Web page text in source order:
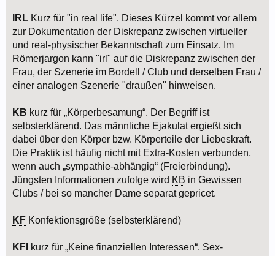
IRL Kurz für "in real life". Dieses Kürzel kommt vor allem
zur Dokumentation der Diskrepanz zwischen virtueller
und real-physischer Bekanntschaft zum Einsatz. Im
Römerjargon kann "irl" auf die Diskrepanz zwischen der
Frau, der Szenerie im Bordell / Club und derselben Frau /
einer analogen Szenerie "draußen" hinweisen.
KB kurz für „Körperbesamung“. Der Begriff ist
selbsterklärend. Das männliche Ejakulat ergießt sich
dabei über den Körper bzw. Körperteile der Liebeskraft.
Die Praktik ist häufig nicht mit Extra-Kosten verbunden,
wenn auch „sympathie-abhängig“ (Freierbindung).
Jüngsten Informationen zufolge wird KB in Gewissen
Clubs / bei so mancher Dame separat gepricet.
KF Konfektionsgröße (selbsterklärend)
KFI kurz für „Keine finanziellen Interessen“. Sex-